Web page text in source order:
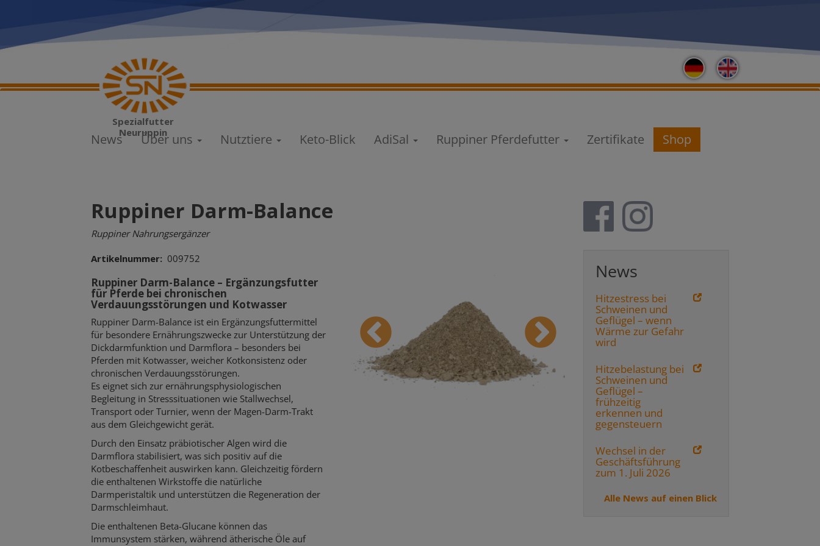
Spezialfutter
Neuruppin
Main
navigation
News Über uns Nutztiere Keto-Blick AdiSal Ruppiner Pferdefutter Zertifikate Shop
Ruppiner Darm-Balance
Ruppiner Nahrungsergänzer
Artikelnummer 009752
Ruppiner Darm-Balance – Ergänzungsfutter
für Pferde bei chronischen
Verdauungsstörungen und Kotwasser
Ruppiner Darm-Balance ist ein Ergänzungsfuttermittel
für besondere Ernährungszwecke zur Unterstützung der
Dickdarmfunktion und Darmflora – besonders bei
Pferden mit Kotwasser, weicher Kotkonsistenz oder
chronischen Verdauungsstörungen.
Es eignet sich zur ernährungsphysiologischen
Begleitung in Stresssituationen wie Stallwechsel,
Transport oder Turnier, wenn der Magen-Darm-Trakt
aus dem Gleichgewicht gerät.
Durch den Einsatz präbiotischer Algen wird die
Darmflora stabilisiert, was sich positiv auf die
Kotbeschaffenheit auswirken kann. Gleichzeitig fördern
die enthaltenen Wirkstoffe die natürliche
Darmperistaltik und unterstützen die Regeneration der
Darmschleimhaut.
Die enthaltenen Beta-Glucane können das
Immunsystem stärken, während ätherische Öle auf
News
Hitzestress bei
Schweinen und
Geflügel – wenn
Wärme zur Gefahr
wird
Hitzebelastung bei
Schweinen und
Geflügel –
frühzeitig
erkennen und
gegensteuern
Wechsel in der
Geschäftsführung
zum 1. Juli 2026
Alle News auf einen Blick